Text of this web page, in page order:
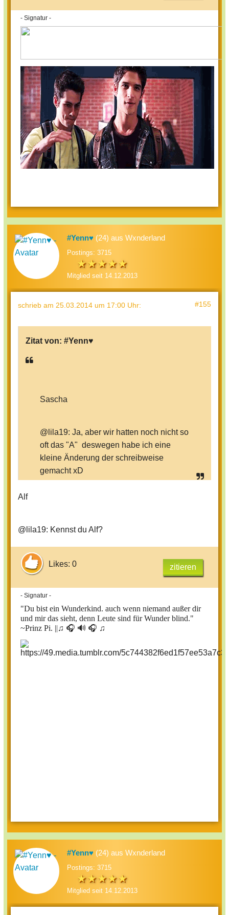
- Signatur -
#Yenn♥ (24) aus Wxnderland
Postings: 3715
Mitglied seit 14.12.2013
schrieb am 25.03.2014 um 17:00 Uhr: #155
Zitat von: #Yenn♥
Sascha
@lila19: Ja, aber wir hatten noch nicht so
oft das "A" deswegen habe ich eine
kleine Änderung der schreibweise
gemacht xD
Alf
@lila19: Kennst du Alf?
Likes: 0 zitieren
- Signatur -
"Du bist ein Wunderkind. auch wenn niemand außer dir
und mir das sieht, denn Leute sind für Wunder blind."
~Prinz Pi. ||♫ 🎧 🔊 🎧 ♫
#Yenn♥ (24) aus Wxnderland
Postings: 3715
Mitglied seit 14.12.2013